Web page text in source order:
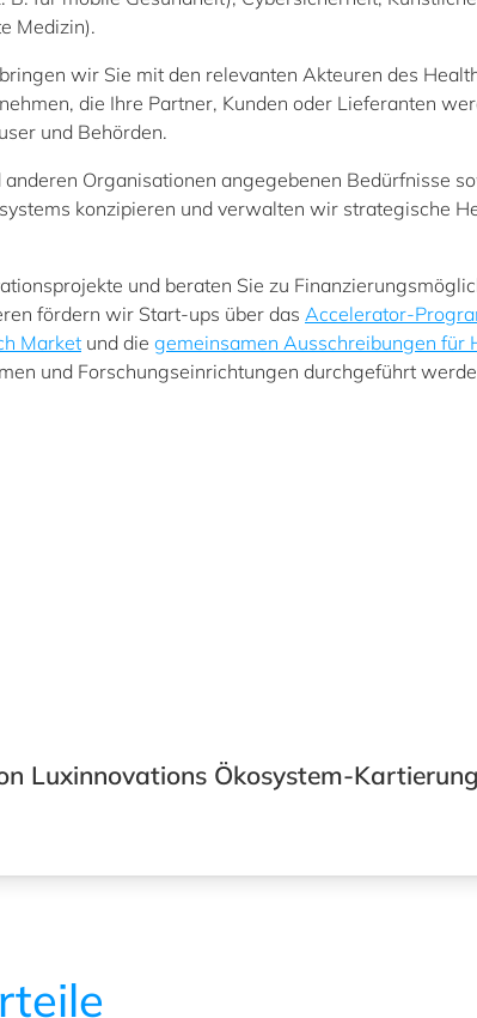
Medizin).
bringen wir Sie mit den relevanten Akteuren des
die Ihre Partner, Kunden oder Lieferanten
und Behörden.
Organisationen angegebenen Bedürfnisse
konzipieren und verwalten wir strategische
und beraten Sie zu
fördern wir Start-ups über das Accelerator-
Market und die gemeinsamen Ausschreibungen für
und Forschungseinrichtungen durchgeführt
Luxinnovations Ökosystem-